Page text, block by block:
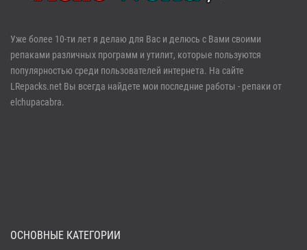
Войти
Регистрация
Забыли пароль?
Уже более 10-ти лет я делаю для Вас и делюсь с Вами своими
репаками различных программ и утилит, которые пользуются
популярностью среди пользователей интернета. На сайте
LRepacks.net Вы всегда найдете мои последние работы - репаки от
elchupacabra.
ОСНОВНЫЕ КАТЕГОРИИ